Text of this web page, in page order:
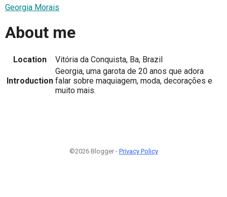
Georgia Morais
About me
Location Vitória da Conquista, Ba, Brazil
Introduction
Georgia, uma garota de 20 anos que adora
falar sobre maquiagem, moda, decorações e
muito mais.
©2026 Blogger - Privacy Policy